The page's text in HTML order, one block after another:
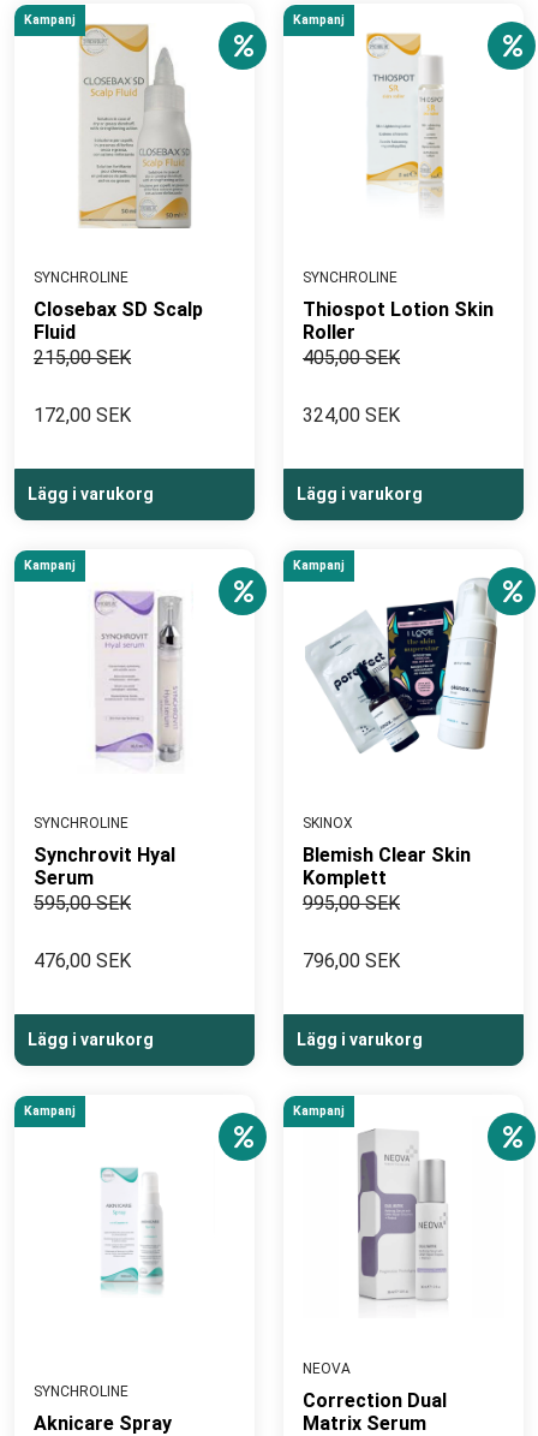
Kampanj
SYNCHROLINE
Closebax SD Scalp
Fluid
215,00 SEK
172,00 SEK
Lägg i varukorg
Kampanj
SYNCHROLINE
Thiospot Lotion Skin
Roller
405,00 SEK
324,00 SEK
Lägg i varukorg
Kampanj
SYNCHROLINE
Synchrovit Hyal
Serum
595,00 SEK
476,00 SEK
Lägg i varukorg
Kampanj
SKINOX
Blemish Clear Skin
Komplett
995,00 SEK
796,00 SEK
Lägg i varukorg
Kampanj
SYNCHROLINE
Aknicare Spray
Kampanj
NEOVA
Correction Dual
Matrix Serum